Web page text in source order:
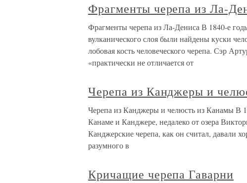
Фрагменты черепа из Ла-
Фрагменты черепа из Ла-Дениса В 1840-е
вулканического слоя были найдены куски
лобовая кость человеческого черепа. Сэр
«практически не отличается от
Черепа из Канджеры и
Черепа из Канджеры и челюсть из Канамы В
Канаме и Канджере, недалеко от озера
Канджерские черепа, как он считал, давали
разумного в
Кричащие черепа Гаварни